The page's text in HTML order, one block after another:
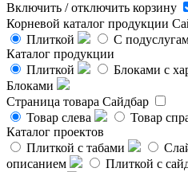
Включить / отключить корзину
Корневой каталог продукции
Плиткой
С
Каталог продукции
Плиткой
Блоками с
Блоками
Страница товара Сайдбар
Товар слева
Товар
Каталог проектов
Плиткой с табами
описанием
Плиткой с